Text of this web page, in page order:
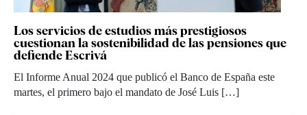
Los servicios de estudios más prestigiosos
cuestionan la sostenibilidad de las pensiones que
defiende Escrivá
El Informe Anual 2024 que publicó el Banco de España este
martes, el primero bajo el mandato de José Luis […]